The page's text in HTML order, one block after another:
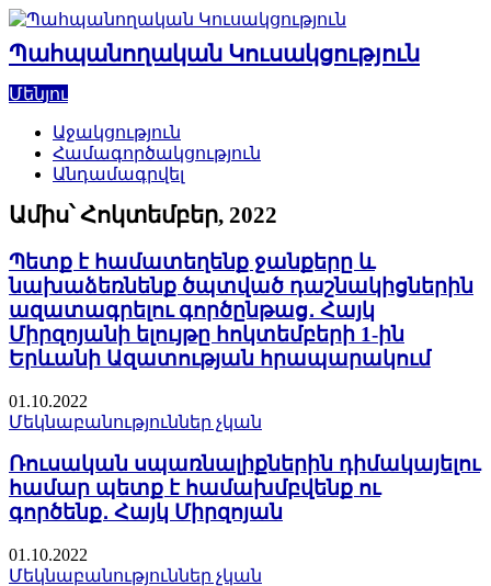
Skip
content
Պահպանողական Կուսակցություն
Մենյու
Աջակցություն
Համագործակցություն
Անդամագրվել
Ամիս՝Հոկտեմբեր, 2022
Պետք է համատեղենք ջանքերը և
նախաձեռնենք ծպտված դաշնակիցներին
ազատագրելու գործընթաց․ Հայկ
Միրզոյանի ելույթը հոկտեմբերի 1-ին
Երևանի Ազատության հրապարակում
01.10.2022
Մեկնաբանություններ չկան
Ռուսական սպառնալիքներին դիմակայելու
համար պետք է համախմբվենք ու
գործենք․ Հայկ Միրզոյան
01.10.2022
Մեկնաբանություններ չկան